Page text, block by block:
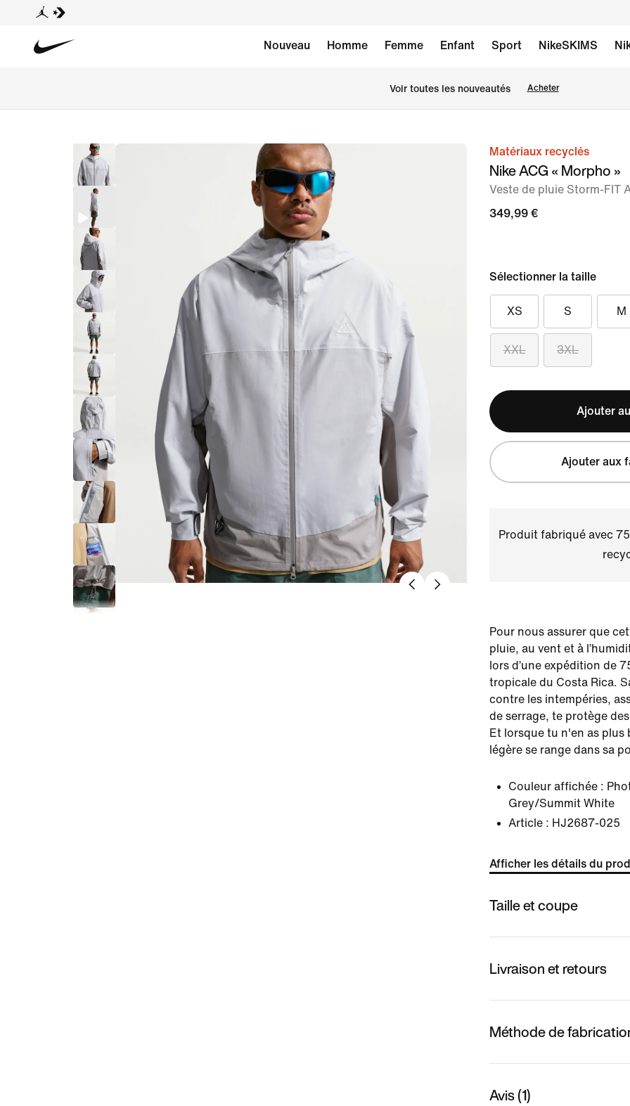
Nouveau Homme Femme Enfant Sport NikeSKIMS
Voir toutes les nouveautés Acheter
image 1Matériaux recyclés
Nike ACG « Morpho »
Veste de pluie Storm-FIT
349,99 €
Sélectionner la taille
XS S M
XXL 3XL
Ajouter
Ajouter aux
Produit fabriqué avec
Pour nous assurer que
pluie, au vent et à
lors d’une expédition de
tropicale du Costa Rica.
contre les intempéries,
de serrage, te protège
Et lorsque tu n'en as plus
légère se range dans sa
Couleur affichée :
Grey/Summit White
Article : HJ2687-025
Afficher les détails du
Taille et coupe
Livraison et retours
Méthode de
Avis (1)